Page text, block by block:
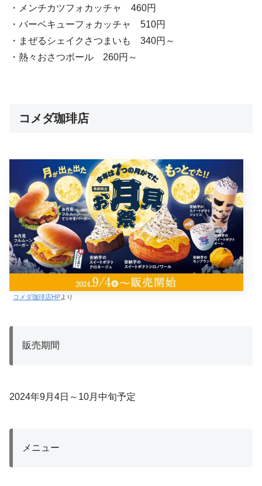
・メンチカツフォカッチャ 460円
・バーベキューフォカッチャ 510円
・まぜるシェイクさつまいも 340円～
・熱々おさつボール 260円～
コメダ珈琲店
コメダ珈琲店HPより
販売期間
2024年9月4日～10月中旬予定
メニュー